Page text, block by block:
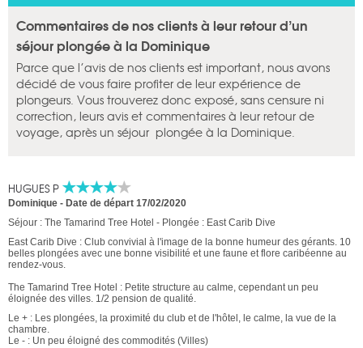
Commentaires de nos clients à leur retour d’un
séjour plongée à la Dominique
Parce que l’avis de nos clients est important, nous avons
décidé de vous faire profiter de leur expérience de
plongeurs. Vous trouverez donc exposé, sans censure ni
correction, leurs avis et commentaires à leur retour de
voyage, après un séjour plongée à la Dominique.
HUGUES P
Dominique - Date de départ 17/02/2020
Séjour : The Tamarind Tree Hotel - Plongée : East Carib Dive
East Carib Dive : Club convivial à l'image de la bonne humeur des gérants. 10
belles plongées avec une bonne visibilité et une faune et flore caribéenne au
rendez-vous.
The Tamarind Tree Hotel : Petite structure au calme, cependant un peu
éloignée des villes. 1/2 pension de qualité.
Le + : Les plongées, la proximité du club et de l'hôtel, le calme, la vue de la
chambre.
Le - : Un peu éloigné des commodités (Villes)